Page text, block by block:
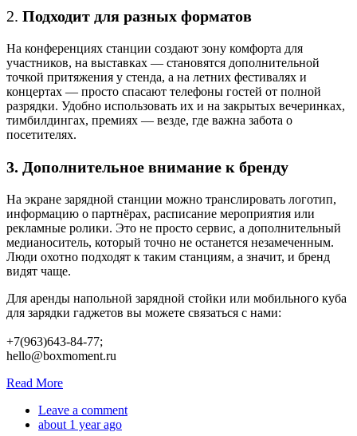
2. Подходит для разных форматов
На конференциях станции создают зону комфорта для
участников, на выставках — становятся дополнительной
точкой притяжения у стенда, а на летних фестивалях и
концертах — просто спасают телефоны гостей от полной
разрядки. Удобно использовать их и на закрытых вечеринках,
тимбилдингах, премиях — везде, где важна забота о
посетителях.
3. Дополнительное внимание к бренду
На экране зарядной станции можно транслировать логотип,
информацию о партнёрах, расписание мероприятия или
рекламные ролики. Это не просто сервис, а дополнительный
медианоситель, который точно не останется незамеченным.
Люди охотно подходят к таким станциям, а значит, и бренд
видят чаще.
Для аренды напольной зарядной стойки или мобильного куба
для зарядки гаджетов вы можете связаться с нами:
+7(963)643-84-77;
hello@boxmoment.ru
Read More
Leave a comment
about 1 year ago